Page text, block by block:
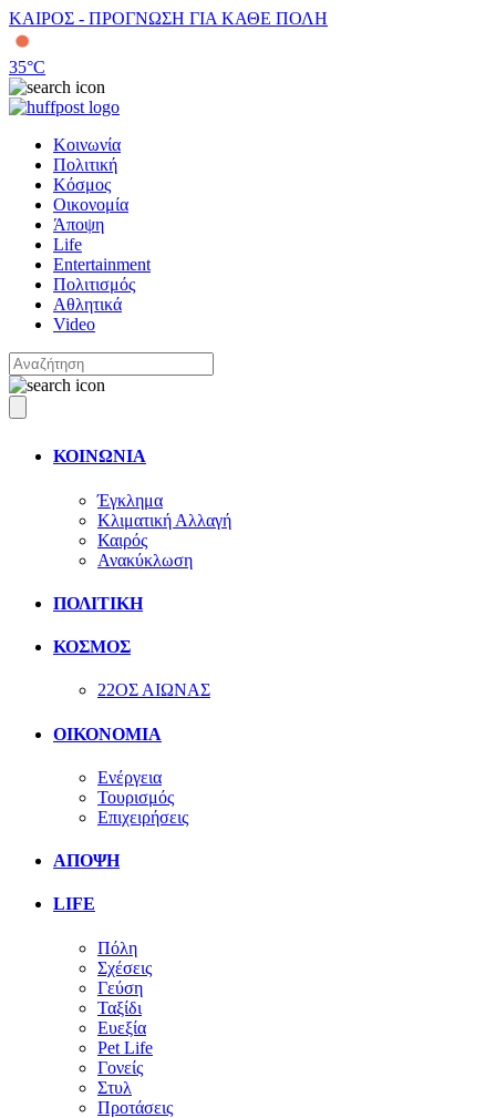
ΚΑΙΡΟΣ - ΠΡΟΓΝΩΣΗ ΓΙΑ ΚΑΘΕ ΠΟΛΗ
35°C
Κοινωνία
Πολιτική
Κόσμος
Οικονομία
Άποψη
Life
Entertainment
Πολιτισμός
Αθλητικά
Video
ΚΟΙΝΩΝΙΑ
Έγκλημα
Κλιματική Αλλαγή
Καιρός
Ανακύκλωση
ΠΟΛΙΤΙΚΗ
ΚΟΣΜΟΣ
22ΟΣ ΑΙΩΝΑΣ
ΟΙΚΟΝΟΜΙΑ
Ενέργεια
Τουρισμός
Επιχειρήσεις
ΑΠΟΨΗ
LIFE
Πόλη
Σχέσεις
Γεύση
Ταξίδι
Ευεξία
Pet Life
Γονείς
Στυλ
Προτάσεις